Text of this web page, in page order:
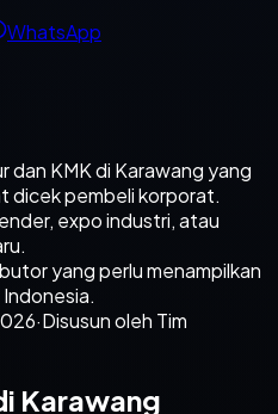
WhatsApp
dan KMK di Karawang yang
dicek pembeli korporat.
expo industri, atau
yang perlu menampilkan
·Disusun oleh Tim
Karawang